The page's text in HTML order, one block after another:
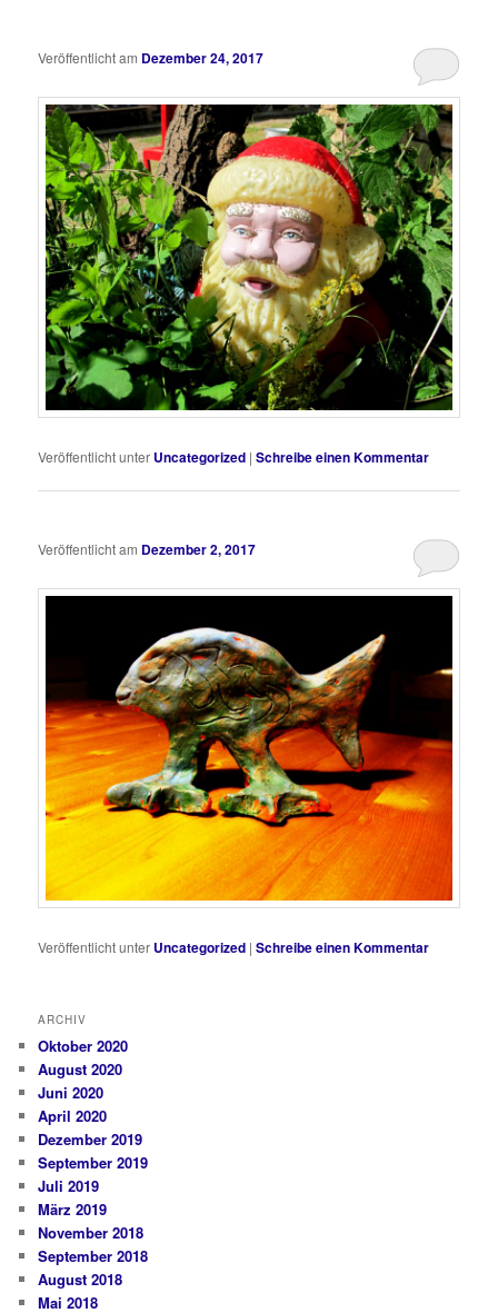
Veröffentlicht am Dezember 24, 2017
Veröffentlicht unter Uncategorized |Schreibe einen Kommentar
Veröffentlicht am Dezember 2, 2017
Veröffentlicht unter Uncategorized |Schreibe einen Kommentar
ARCHIV
Oktober 2020
August 2020
Juni 2020
April 2020
Dezember 2019
September 2019
Juli 2019
März 2019
November 2018
September 2018
August 2018
Mai 2018